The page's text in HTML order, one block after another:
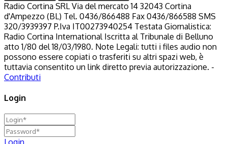
Radio Cortina SRL Via del mercato 14 32043 Cortina
d'Ampezzo (BL) Tel. 0436/866488 Fax 0436/866588 SMS
320/3939397 P.Iva IT00273940254 Testata Giornalistica:
Radio Cortina International Iscritta al Tribunale di Belluno
atto 1/80 del 18/03/1980. Note Legali: tutti i files audio non
possono essere copiati o trasferiti su altri spazi web, è
tuttavia consentito un link diretto previa autorizzazione. -
Contributi
Login